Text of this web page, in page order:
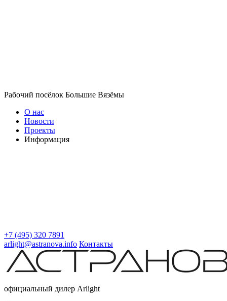
Рабочий посёлок Большие Вязёмы
О нас
Новости
Проекты
Информация
+7 (495) 320 7891
arlight@astranova.info Контакты
официальный дилер Arlight